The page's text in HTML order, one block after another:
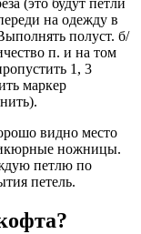
(это будут петли
на одежду в
полуст. б/
п. и на том
1, 3
маркер
видно место
ножницы.
петлю по
петель.